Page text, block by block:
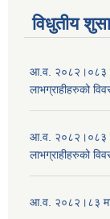
विधुतीय
आ.व. २०८२।०८३ को
लाभग्राहीहरुको
आ.व. २०८२।०८३ को
लाभग्राहीहरुको
आ.व. २०८२।८३ मा